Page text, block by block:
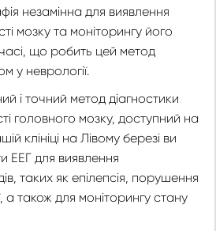
незамінна для виявлення
мозку та моніторингу його
що робить цей метод
у неврології.
і точний метод діагностики
головного мозку, доступний на
клініці на Лівому березі ви
ЕЕГ для виявлення
таких як епілепсія, порушення
а також для моніторингу стану